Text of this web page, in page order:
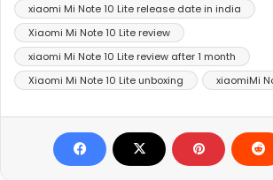
xiaomi Mi Note 10 Lite release date in india
Xiaomi Mi Note 10 Lite review
xiaomi Mi Note 10 Lite review after 1 month
Xiaomi Mi Note 10 Lite unboxing
xiaomiMi